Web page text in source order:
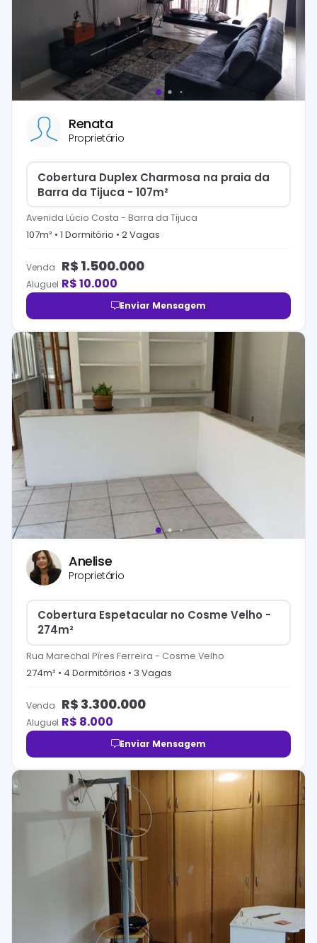
Renata
Proprietário
Cobertura Duplex Charmosa na praia da
Barra da Tijuca - 107m²
Avenida Lúcio Costa - Barra da Tijuca
107m² • 1 Dormitório • 2Vagas
Venda R$ 1.500.000
Aluguel R$10.000
Enviar Mensagem
Anelise
Proprietário
Cobertura Espetacular no Cosme Velho -
274m²
Rua Marechal Píres Ferreira - Cosme Velho
274m² • 4 Dormitórios • 3 Vagas
Venda R$ 3.300.000
Aluguel R$ 8.000
Enviar Mensagem